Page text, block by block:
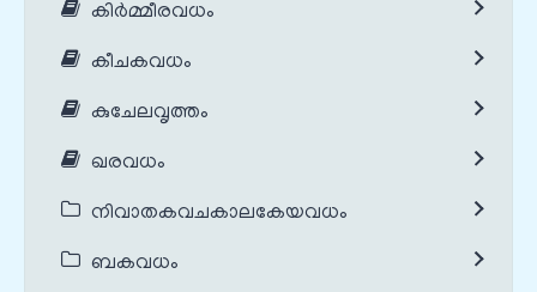
കിർമ്മീരവധം
കീചകവധം
കുചേലവൃത്തം
ഖരവധം
നിവാതകവചകാലകേയവധം
ബകവധം